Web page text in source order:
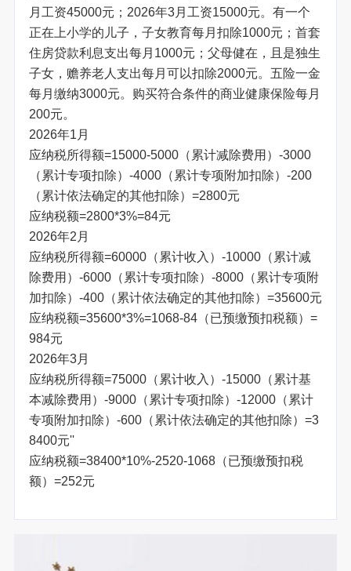
月工资45000元；2026年3月工资15000元。有一个
正在上小学的儿子，子女教育每月扣除1000元；首套
住房贷款利息支出每月1000元；父母健在，且是独生
子女，赡养老人支出每月可以扣除2000元。五险一金
每月缴纳3000元。购买符合条件的商业健康保险每月
200元。
2026年1月
应纳税所得额=15000-5000（累计减除费用）-3000
（累计专项扣除）-4000（累计专项附加扣除）-200
（累计依法确定的其他扣除）=2800元
应纳税额=2800*3%=84元
2026年2月
应纳税所得额=60000（累计收入）-10000（累计减
除费用）-6000（累计专项扣除）-8000（累计专项附
加扣除）-400（累计依法确定的其他扣除）=35600元
应纳税额=35600*3%=1068-84（已预缴预扣税额）=
984元
2026年3月
应纳税所得额=75000（累计收入）-15000（累计基
本减除费用）-9000（累计专项扣除）-12000（累计
专项附加扣除）-600（累计依法确定的其他扣除）=3
8400元''
应纳税额=38400*10%-2520-1068（已预缴预扣税
额）=252元